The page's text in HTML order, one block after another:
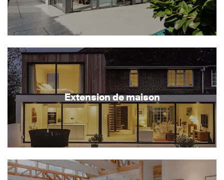
Extension de maison